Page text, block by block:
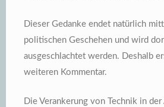
Dieser Gedanke endet natürlich
politischen Geschehen und wird
ausgeschlachtet werden. Deshalb
weiteren Kommentar.
Die Verankerung von Technik in